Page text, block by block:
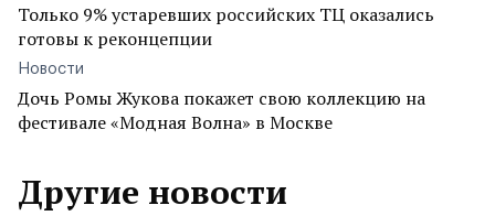
Только 9% устаревших российских ТЦ оказались
готовы к реконцепции
Новости
Дочь Ромы Жукова покажет свою коллекцию на
фестивале «Модная Волна» в Москве
Другие новости